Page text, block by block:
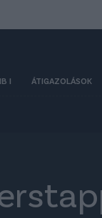
I ÁTIGAZOLÁSOK